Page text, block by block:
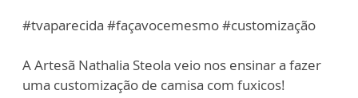
#tvaparecida #façavocemesmo #customização
A Artesã Nathalia Steola veio nos ensinar a fazer
uma customização de camisa com fuxicos!